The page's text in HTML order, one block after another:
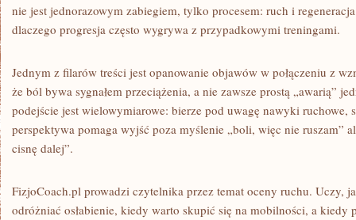
nie jest jednorazowym zabiegiem, tylko procesem: ruch i
dlaczego progresja często wygrywa z przypadkowymi treningami.
Jednym z filarów treści jest opanowanie objawów w połączeniu z
że ból bywa sygnałem przeciążenia, a nie zawsze prostą „awarią”
podejście jest wielowymiarowe: bierze pod uwagę nawyki ruchowe,
perspektywa pomaga wyjść poza myślenie „boli, więc nie ruszam”
cisnę dalej”.
FizjoCoach.pl prowadzi czytelnika przez temat oceny ruchu. Uczy,
odróżniać osłabienie, kiedy warto skupić się na mobilności, a kiedy